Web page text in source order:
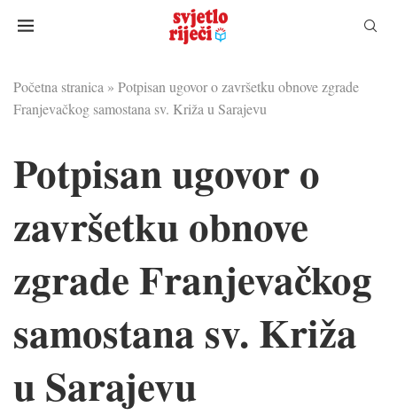
Početna stranica » Potpisan ugovor o završetku obnove zgrade
Franjevačkog samostana sv. Križa u Sarajevu
Potpisan ugovor o
završetku obnove
zgrade Franjevačkog
samostana sv. Križa
u Sarajevu